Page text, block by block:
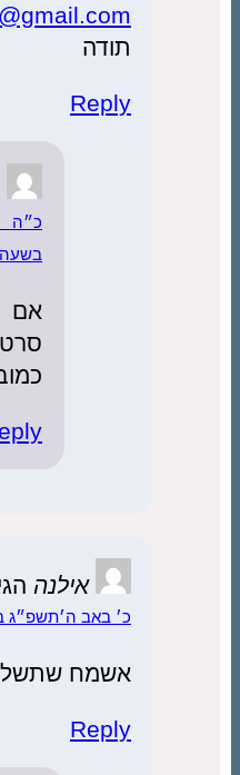
תודה
Reply
בשעה 1:15
אם
אילנה
כ׳ באב ה׳תשפ״ג
אשמח
Reply